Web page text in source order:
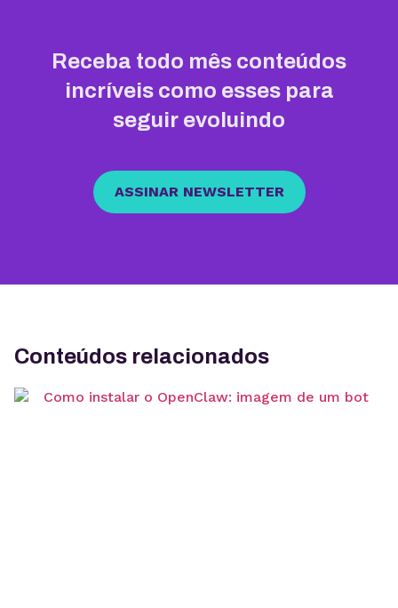
Receba todo mês conteúdos
incríveis como esses para
seguir evoluindo
ASSINAR NEWSLETTER
Conteúdos relacionados